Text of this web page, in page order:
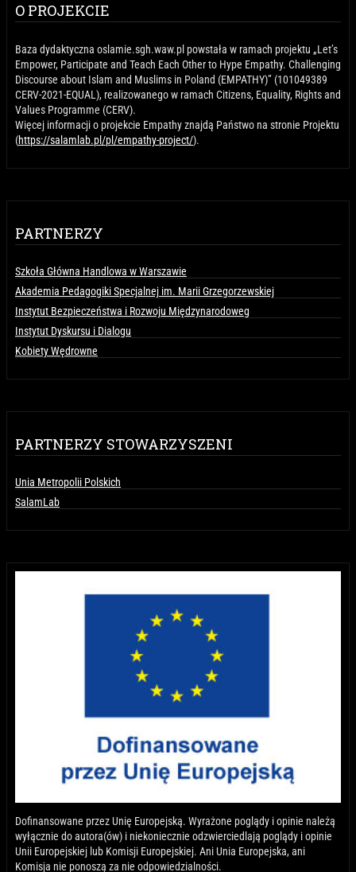
O PROJEKCIE
Baza dydaktyczna oslamie.sgh.waw.pl powstała w ramach projektu „Let’s
Empower, Participate and Teach Each Other to Hype Empathy. Challenging
Discourse about Islam and Muslims in Poland (EMPATHY)” (101049389
CERV-2021-EQUAL), realizowanego w ramach Citizens, Equality, Rights and
Values Programme (CERV).
Więcej informacji o projekcie Empathy znajdą Państwo na stronie Projektu
(https://salamlab.pl/pl/empathy-project/).
PARTNERZY
Szkoła Główna Handlowa w Warszawie
Akademia Pedagogiki Specjalnej im. Marii Grzegorzewskiej
Instytut Bezpieczeństwa i Rozwoju Międzynarodoweg
Instytut Dyskursu i Dialogu
Kobiety Wędrowne
PARTNERZY STOWARZYSZENI
Unia Metropolii Polskich
SalamLab
Dofinansowane przez Unię Europejską. Wyrażone poglądy i opinie należą
wyłącznie do autora(ów) i niekoniecznie odzwierciedlają poglądy i opinie
Unii Europejskiej lub Komisji Europejskiej. Ani Unia Europejska, ani
Komisja nie ponoszą za nie odpowiedzialności.